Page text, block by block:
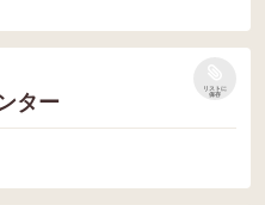
ター
リストに
保存